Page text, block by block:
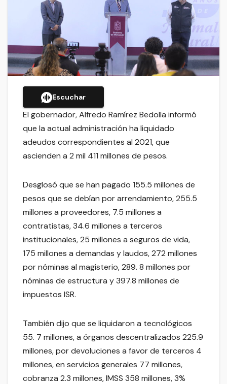
Escuchar
El gobernador, Alfredo Ramírez Bedolla informó
que la actual administración ha liquidado
adeudos correspondientes al 2021, que
ascienden a 2 mil 411 millones de pesos.
Desglosó que se han pagado 155.5 millones de
pesos que se debían por arrendamiento, 255.5
millones a proveedores, 7.5 millones a
contratistas, 34.6 millones a terceros
institucionales, 25 millones a seguros de vida,
175 millones a demandas y laudos, 272 millones
por nóminas al magisterio, 289. 8 millones por
nóminas de estructura y 397.8 millones de
impuestos ISR.
También dijo que se liquidaron a tecnológicos
55. 7 millones, a órganos descentralizados 225.9
millones, por devoluciones a favor de terceros 4
millones, en servicios generales 77 millones,
cobranza 2.3 millones, IMSS 358 millones, 3%